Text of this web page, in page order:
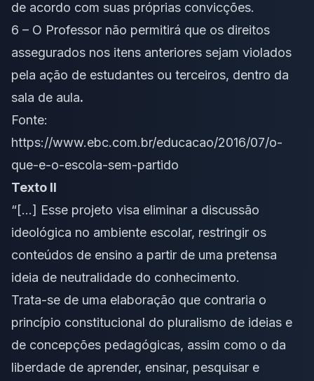
de acordo com suas próprias convicções.
6 – O Professor não permitirá que os direitos
assegurados nos itens anteriores sejam violados
pela ação de estudantes ou terceiros, dentro da
sala de aula.
Fonte:
https://www.ebc.com.br/educacao/2016/07/o-
que-e-o-escola-sem-partido
Texto II
“[…] Esse projeto visa eliminar a discussão
ideológica no ambiente escolar, restringir os
conteúdos de ensino a partir de uma pretensa
ideia de neutralidade do conhecimento.
Trata-se de uma elaboração que contraria o
princípio constitucional do pluralismo de ideias e
de concepções pedagógicas, assim como o da
liberdade de aprender, ensinar, pesquisar e